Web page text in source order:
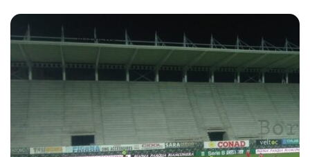
1813 VIEWS